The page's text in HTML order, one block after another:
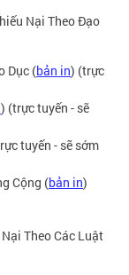
Nại Theo Đạo
Dục (bản in) (trực
) (trực tuyến - sẽ
tuyến - sẽ sớm
Cộng (bản in)
Theo Các Luật